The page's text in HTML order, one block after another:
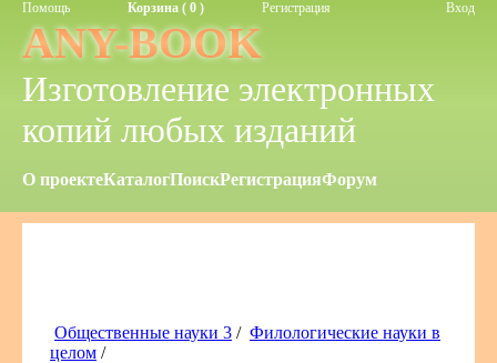
Помощь Корзина ( 0 ) Регистрация Вход
ANY-BOOK
Изготовление электронных
копий любых изданий
О проектеКаталогПоискРегистрацияФорум
Общественные науки 3 / Филологические науки в
целом /